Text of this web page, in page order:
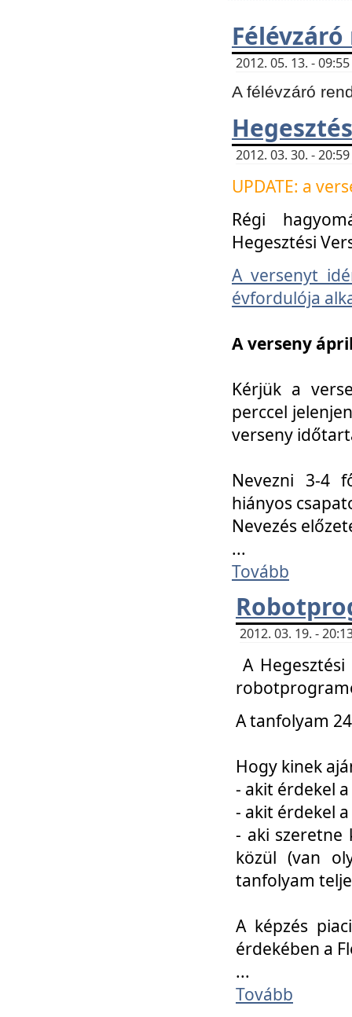
2012. 05. 13. -
A félévzáró
2012. 03. 30. -
UPDATE: a
Régi
Hegesztési
A versenyt
évfordulója
A verseny
Kérjük a
perccel
verseny
Nevezni 3-4
hiányos
Nevezés
...
Tovább
2012. 03. 19. -
A
A tanfolyam
Hogy kinek
- akit érdekel
- akit érdekel
- aki szeretne
közül (van
tanfolyam
A képzés
érdekében a
...
Tovább